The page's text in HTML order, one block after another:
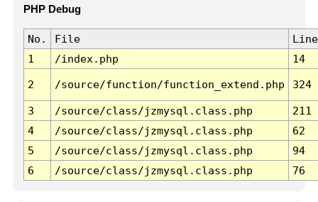
PHP Debug
No. File
Line
1
/index.php 14
2 /source/function/function_extend.php 324
3 /source/class/jzmysql.class.php
211
4
/source/class/jzmysql.class.php
62
5
/source/class/jzmysql.class.php
94
6
/source/class/jzmysql.class.php 76